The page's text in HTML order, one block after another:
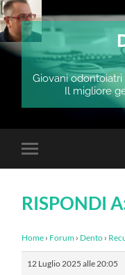
Giovani
Il migliore
Attiva/disattiva
il
dispositivi
RISPONDI
Home › Forum › Dento ›
12 Luglio 2025 alle 20:05